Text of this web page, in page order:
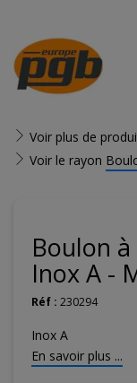
Voir plus de
Voir le rayon
Boulon
Inox A -
Réf : 230294
Inox A
En savoir plus ...